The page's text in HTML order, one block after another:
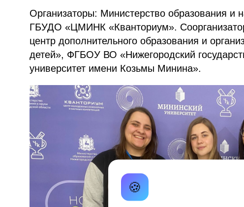
Организаторы: Министерство образования и
ГБУДО «ЦМИНК «Кванториум».
центр дополнительного образования и
детей», ФГБОУ ВО «Нижегородский
университет имени Козьмы Минина».
🍪